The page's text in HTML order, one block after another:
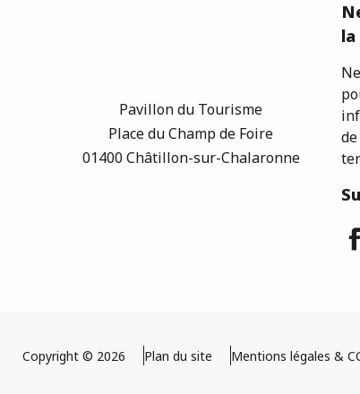
Pavillon du Tourisme
Place du Champ de Foire
01400 Châtillon-sur-Chalaronne
la
Copyright © 2026 Plan du site Mentions légales &